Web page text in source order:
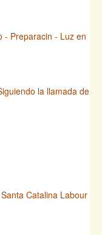
- Preparacin - Luz en
la llamada de
Catalina Labour